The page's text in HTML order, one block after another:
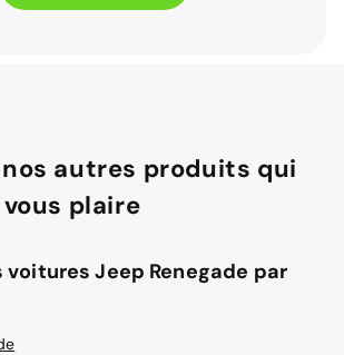
autres produits qui
plaire
voitures Jeep Renegade par